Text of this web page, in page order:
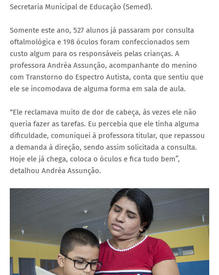
Secretaria Municipal de Educação (Semed).
Somente este ano, 527 alunos já passaram por consulta
oftalmológica e 198 óculos foram confeccionados sem
custo algum para os responsáveis pelas crianças. A
professora Andréa Assunção, acompanhante do menino
com Transtorno do Espectro Autista, conta que sentiu que
ele se incomodava de alguma forma em sala de aula.
“Ele reclamava muito de dor de cabeça, às vezes ele não
queria fazer as tarefas. Eu percebia que ele tinha alguma
dificuldade, comuniquei à professora titular, que repassou
a demanda à direção, sendo assim solicitada a consulta.
Hoje ele já chega, coloca o óculos e fica tudo bem”,
detalhou Andréa Assunção.